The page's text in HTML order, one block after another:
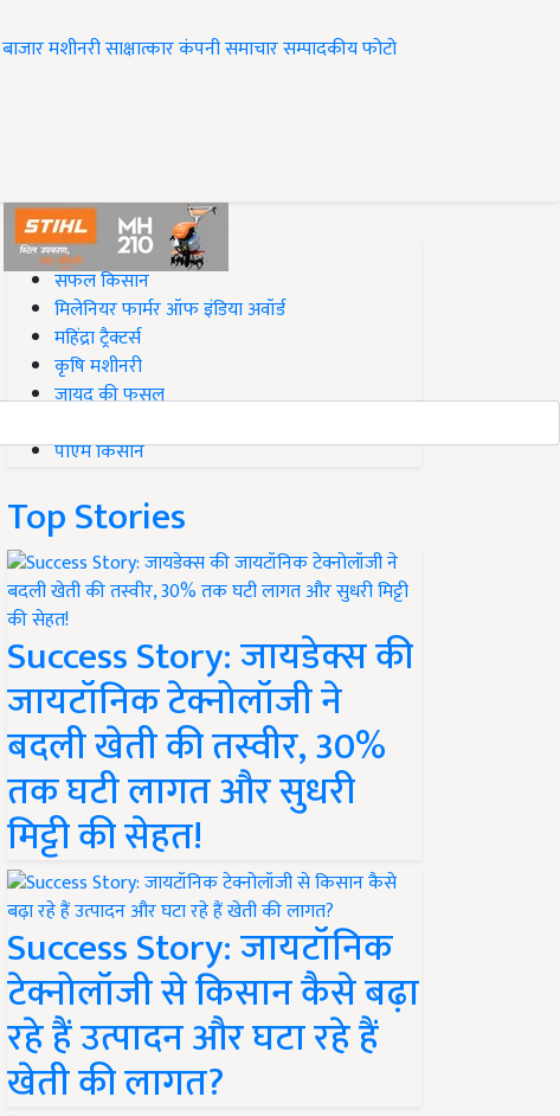
बाजारमशीनरीसाक्षात्कारकंपनी समाचारसम्पादकीयफोटो
#Top on Krishi Jagran
सफल किसान
मिलेनियर फार्मर ऑफ इंडिया अवॉर्ड
महिंद्रा ट्रैक्टर्स
कृषि मशीनरी
जायद की फसल
पीएम किसान
Top Stories
Success Story: जायडेक्स की
जायटॉनिक टेक्नोलॉजी ने
बदली खेती की तस्वीर, 30%
तक घटी लागत और सुधरी
मिट्टी की सेहत!
Success Story: जायटॉनिक
टेक्नोलॉजी से किसान कैसे बढ़ा
रहे हैं उत्पादन और घटा रहे हैं
खेती की लागत?